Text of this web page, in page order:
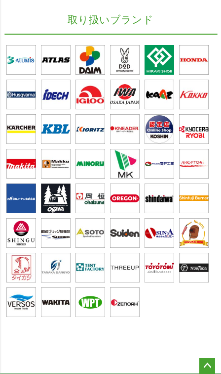
取り扱いブランド